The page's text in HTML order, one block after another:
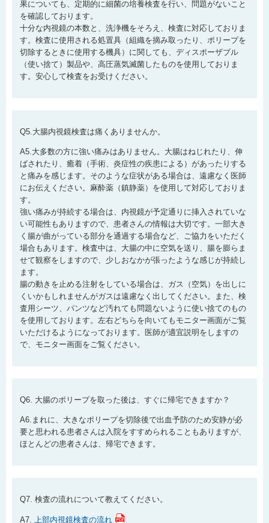
果についても、定期的に細菌の培養検査を行い、問題がないこと
を確認しております。
十分な内視鏡の本数と、洗浄機をそろえ、検査に対応しておりま
す。検査に使用される処置具（組織を摘み取ったり、ポリープを
切除するときに使用する機具）に関しても、ディスポーザブル
（使い捨て）製品や、高圧蒸気滅菌したものを使用しておりま
す。安心して検査をお受けください。
Q5.大腸内視鏡検査は痛くありませんか。
A5.大多数の方に強い痛みはありません。大腸はねじれたり、伸
ばされたり、癒着（手術、炎症性の疾患による）があったりする
と痛みを感じます。そのような症状がある場合は、遠慮なく医師
にお伝えください。麻酔薬（鎮静薬）を使用して対応しておりま
す。
強い痛みが持続する場合は、内視鏡が予定通りに挿入されていな
い可能性もありますので、患者さんの情報は大切です。一部大き
く腸が曲がっている部分を通過する場合など、ご協力をいただく
場合もあります。検査中は、大腸の中に空気を送り、腸を膨らま
せて観察をしますので、少しおなかが張ったような感じが持続し
ます。
腸の動きを止める注射をしている場合は、ガス（空気）を出しに
くいかもしれませんがガスは遠慮なく出してください。また、検
査用シーツ、パンツなど汚れても問題ないように使い捨てのもの
を使用しております。左右どちらを向いてもモニター画面がご覧
いただけるようになっております。医師が適宜説明をしますの
で、モニター画面をご覧ください。
Q6. 大腸のポリープを取った後は、すぐに帰宅できますか？
A6.まれに、大きなポリープを切除後で出血予防のため安静が必
要と思われる患者さんは入院をすすめられることもありますが、
ほとんどの患者さんは、帰宅できます。
Q7. 検査の流れについて教えてください。
A7.
上部内視鏡検査の流れ